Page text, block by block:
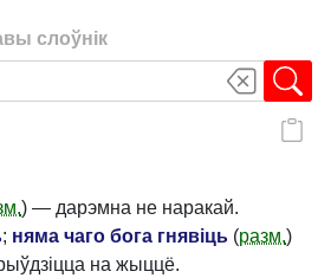
слоўнік
) — дарэмна не наракай.
; няма чаго бога гнявіць (разм.)
на жыццё.